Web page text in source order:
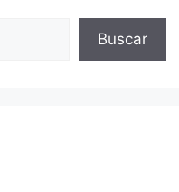
Buscar